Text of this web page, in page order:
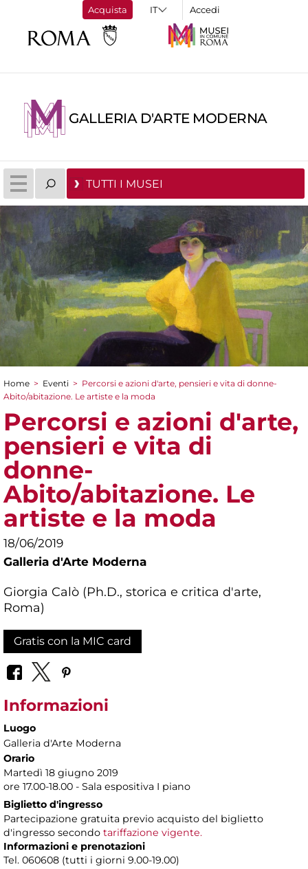
Acquista Accedi
GALLERIA D'ARTE MODERNA
TUTTI I MUSEI
Tu sei qui
Home > Eventi > Percorsi e azioni d'arte, pensieri e vita di donne-
Abito/abitazione. Le artiste e la moda
Percorsi e azioni d'arte,
pensieri e vita di
donne-
Abito/abitazione. Le
artiste e la moda
18/06/2019
Galleria d'Arte Moderna
Giorgia Calò (Ph.D., storica e critica d'arte,
Roma)
Gratis con la MIC card
Informazioni
Luogo
Galleria d'Arte Moderna
Orario
Martedì 18 giugno 2019
ore 17.00-18.00 - Sala espositiva I piano
Biglietto d'ingresso
Partecipazione gratuita previo acquisto del biglietto
d'ingresso secondo tariffazione vigente.
Informazioni e prenotazioni
Tel. 060608 (tutti i giorni 9.00-19.00)